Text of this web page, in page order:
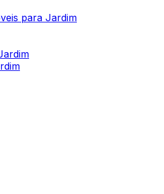
para Jardim